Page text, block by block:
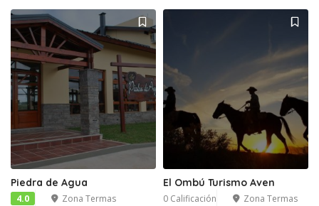
Piedra de Agua
4.0 Zona Termas
El Ombú Turismo Aven
0 Calificación Zona Termas